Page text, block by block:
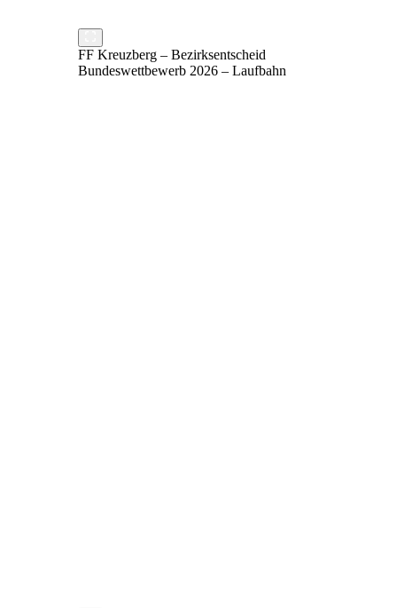
FF Kreuzberg – Bezirksentscheid
Bundeswettbewerb 2026 – Laufbahn